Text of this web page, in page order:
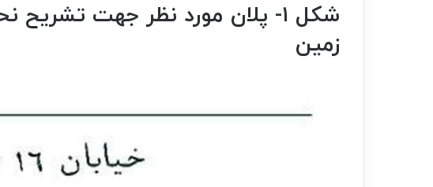
شکل ۱- پلان مورد نظر جهت
زمین